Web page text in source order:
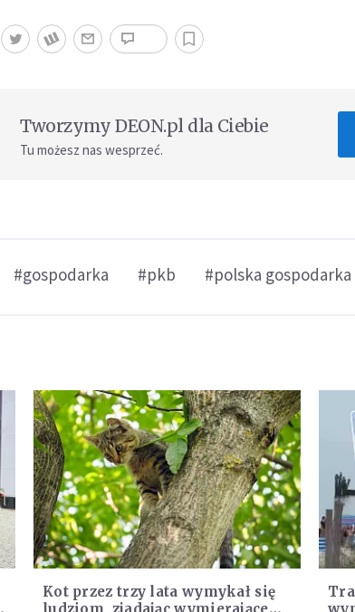
Tworzymy DEON.pl dla Ciebie
Tu możesz nas wesprzeć.
#gospodarka #pkb #polska gospodarka
Kot przez trzy lata wymykał się
ludziom, zjadając wymierające